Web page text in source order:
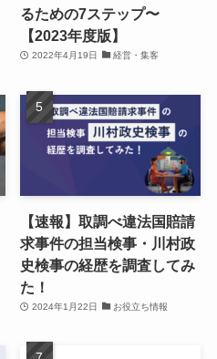
るための7ステップ〜
【2023年度版】
2022年4月19日 経営・集客
【速報】取調べ違法国賠請
求事件の担当検事・川村政
史検事の経歴を調査してみ
た！
2024年1月22日 お役立ち情報